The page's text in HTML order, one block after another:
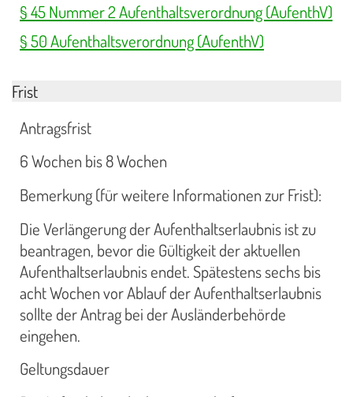
§ 45 Nummer 2 Aufenthaltsverordnung (AufenthV)
§ 50 Aufenthaltsverordnung (AufenthV)
Frist
Antragsfrist
6 Wochen bis 8 Wochen
Bemerkung (für weitere Informationen zur Frist):
Die Verlängerung der Aufenthaltserlaubnis ist zu
beantragen, bevor die Gültigkeit der aktuellen
Aufenthaltserlaubnis endet. Spätestens sechs bis
acht Wochen vor Ablauf der Aufenthaltserlaubnis
sollte der Antrag bei der Ausländerbehörde
eingehen.
Geltungsdauer